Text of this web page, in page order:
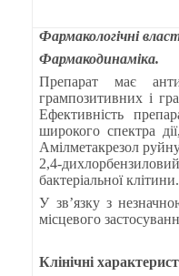
Фармакологічні
Фармакодинаміка.
Препарат має
грампозитивних і
Ефективність
широкого спектра
Амілметакрезол
2,4-
бактеріальної клітини.
У зв’язку з
місцевого
Клінічні